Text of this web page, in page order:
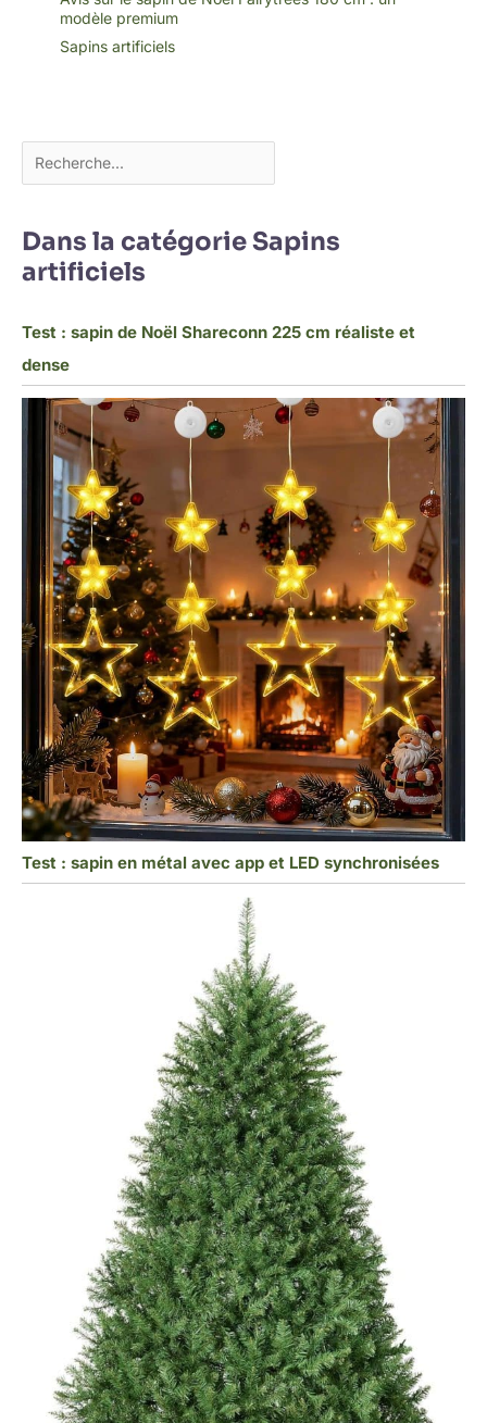
modèle premium
Sapins artificiels
Dans la catégorie Sapins
artificiels
Test : sapin de Noël Shareconn 225 cm réaliste et
dense
Test : sapin en métal avec app et LED synchronisées